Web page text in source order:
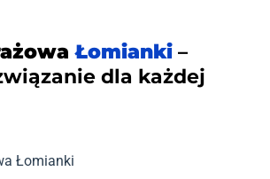
Łomianki –
dla każdej